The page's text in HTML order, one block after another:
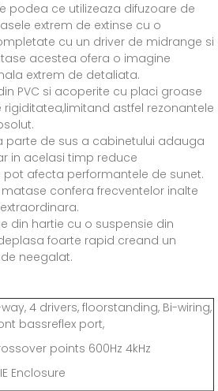
podea ce utilizeaza difuzoare de
extrem de extinse cu o
cu un driver de midrange si
acestea ofera o imagine
extrem de detaliata.
PVC si acoperite cu placi groase
rigiditatea,limitand astfel rezonantele
parte de sus a cabinetului adauga
in acelasi timp reduce
pot afecta performantele de sunet.
matase confera frecventelor inalte
din hartie cu o suspensie din
foarte rapid creand un
neegalat.
4 drivers, floorstanding, Bi-wiring,
bassreflex port,
points 600Hz 4kHz
Enclosure